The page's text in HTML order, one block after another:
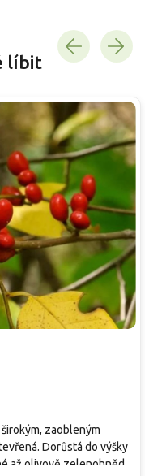
líbit
zaobleným
Dorůstá do výšky
až olivově zelenohnědé,